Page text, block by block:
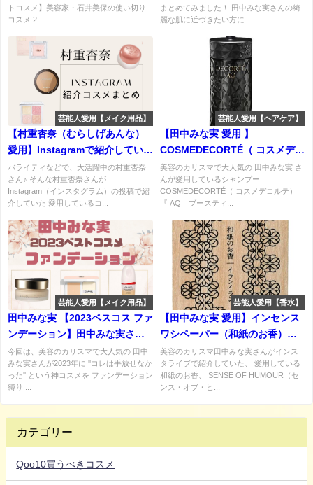
トコスメ】美容家・石井美保の使い切り
コスメ 2...
まとめてみました！ 田中みな実さんの綺
麗な肌に近づきたい方に...
芸能人愛用【メイク用品】
【村重杏奈（むらしげあんな）
愛用】Instagramで紹介していた
コスメまとめ♡
バライティなどで、大活躍中の村重杏奈
さん♪ そんな村重杏奈さんが
Instagram（インスタグラム）の投稿で紹
介していた 愛用しているコ...
芸能人愛用【ヘアケア】
【田中みな実 愛用 】
COSMEDECORTÉ（ コスメデコ
ルテ）AQ ブースティング トリ
ートメント ヘアセラムの特徴・
口コミ・購入先は？
美容のカリスマで大人気の 田中みな実 さ
んが愛用しているシャンプー
COSMEDECORTÉ（ コスメデコルテ）
『 AQ ブースティ...
芸能人愛用【メイク用品】
田中みな実 【2023ベスコス ファ
ンデーション】田中みな実さん
が選ぶイチオシのファンデーシ
ョン まとめ♡
今回は、美容のカリスマで大人気の 田中
みな実さんが2023年に ''コレは手放せなか
った'' という神コスメを ファンデーション
縛り ...
芸能人愛用【香水】
【田中みな実 愛用】インセンス
ワシペーパー（和紙のお香）の
口コミ・使用感・購入先は？ま
とめ♡
美容のカリスマ田中みな実さんがインス
タライブで紹介していた、 愛用している
和紙のお香、 SENSE OF HUMOUR（セ
ンス・オブ・ヒ...
カテゴリー
Qoo10買うべきコスメ